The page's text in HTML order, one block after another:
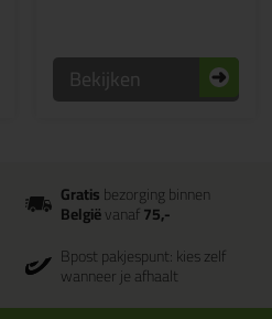
Bekijken
Gratisbezorging binnen
Belgiëvanaf75,-
Bpost pakjespunt: kies zelf
wanneer je afhaalt